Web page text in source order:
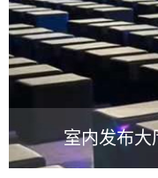
室内发布大